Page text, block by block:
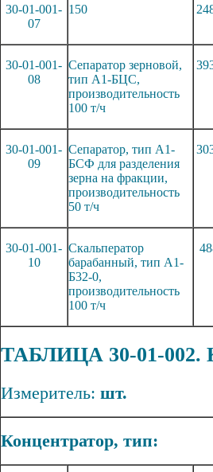
30-01-001-
07
150
30-01-001-
08
Сепаратор зерновой,
тип А1-БЦС,
производительность
100 т/ч
30-01-001-
09
Сепаратор, тип А1-
БСФ для разделения
зерна на фракции,
производительность
50 т/ч
30-01-001-
10
Скальператор
барабанный, тип А1-
Б32-0,
производительность
100 т/ч
48
ТАБЛИЦА 30-01-
Измеритель: шт.
Концентратор, тип: